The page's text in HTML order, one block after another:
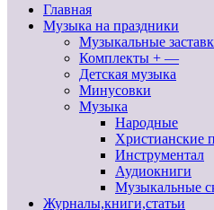
Главная
Музыка на праздники
Музыкальные
Комплекты + —
Детская музыка
Минусовки
Музыка
Народные
Христианские
Инструментал
Аудиокниги
Музыкальные
Журналы,книги,статьи